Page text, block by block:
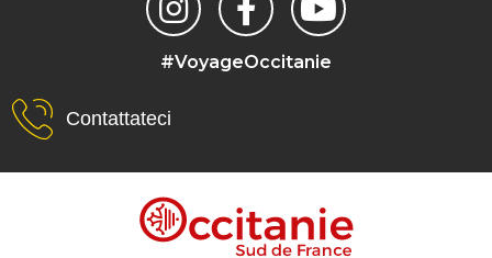
#VoyageOccitanie
Contattateci